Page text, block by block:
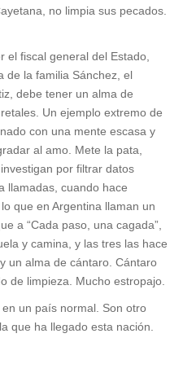
no limpia sus pecados.
el fiscal general del Estado,
de la familia Sánchez, el
debe tener un alma de
Un ejemplo extremo de
con una mente escasa y
al amo. Mete la pata,
por filtrar datos
llamadas, cuando hace
que en Argentina llaman un
a “Cada paso, una cagada”,
y camina, y las tres las hace
un alma de cántaro. Cántaro
de limpieza. Mucho estropajo.
un país normal. Son otro
que ha llegado esta nación.